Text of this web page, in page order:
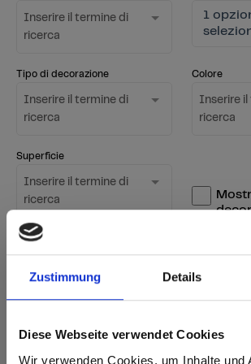
Zustimmung Details
Diese Webseite verwendet Cookies
Wir verwenden Cookies, um Inhalte und
Inserire il termine di
ricerca
1
Tipo di decorazione
Inserire il termine di
ricerca
Colore
Inserire il
ricerca
Superficie
Inserire il termine di
ricerca
Azzeramento del filtro